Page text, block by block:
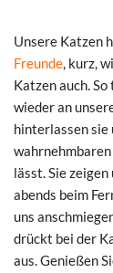
Unsere Katzen
Freunde, kurz,
Katzen auch.
wieder an
hinterlassen sie
lässt. Sie zeigen
abends beim
uns
drückt bei der
aus. Genießen